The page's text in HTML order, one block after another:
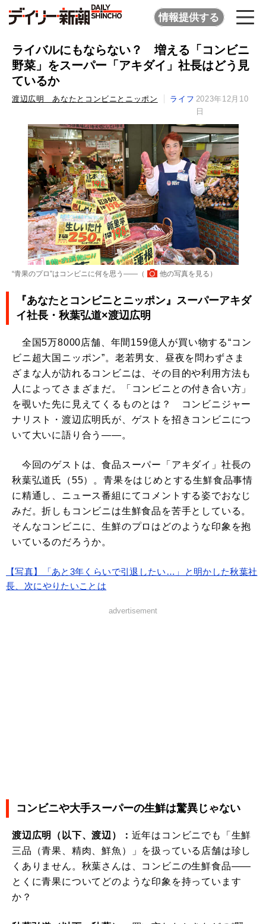
情報提供する
ライバルにもならない？ 増える「コンビニ
野菜」をスーパー「アキダイ」社長はどう見
ているか
渡辺広明 あなたとコンビニとニッポン ライフ 2023年12月10
日
“青果のプロ”はコンビニに何を思う――（ 他の写真を見る ）
『あなたとコンビニとニッポン』スーパーアキダ
イ社長・秋葉弘道×渡辺広明
全国5万8000店舗、年間159億人が買い物する“コン
ビニ超大国ニッポン”。老若男女、昼夜を問わずさま
ざまな人が訪れるコンビニは、その目的や利用方法も
人によってさまざまだ。「コンビニとの付き合い方」
を覗いた先に見えてくるものとは？ コンビニジャー
ナリスト・渡辺広明氏が、ゲストを招きコンビニにつ
いて大いに語り合う――。
今回のゲストは、食品スーパー「アキダイ」社長の
秋葉弘道氏（55）。青果をはじめとする生鮮食品事情
に精通し、ニュース番組にてコメントする姿でおなじ
みだ。折しもコンビニは生鮮食品を苦手としている。
そんなコンビニに、生鮮のプロはどのような印象を抱
いているのだろうか。
【写真】「あと3年くらいで引退したい…」と明かした秋葉社
長、次にやりたいことは
advertisement
コンビニや大手スーパーの生鮮は驚異じゃない
渡辺広明（以下、渡辺）： 近年はコンビニでも「生鮮
三品（青果、精肉、鮮魚）」を扱っている店舗は珍し
くありません。秋葉さんは、コンビニの生鮮食品――
とくに青果についてどのような印象を持っています
か？